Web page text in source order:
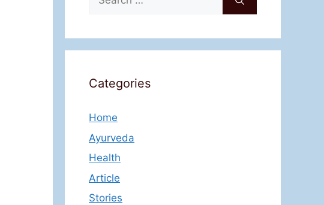
for:
Categories
Home
Ayurveda
Health
Article
Stories